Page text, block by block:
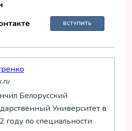
ВСТУПИТЬ
Белорусский
Университет в
году по специальности